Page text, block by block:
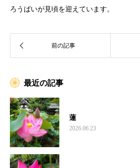
ろうばいが見頃を迎えています。
最近の記事
蓮
2026.06.23